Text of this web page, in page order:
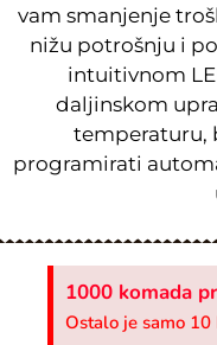
vam smanjenje
nižu potrošnju i
intuitivnom
daljinskom
temperaturu,
programirati
1000 komada
Ostalo je samo